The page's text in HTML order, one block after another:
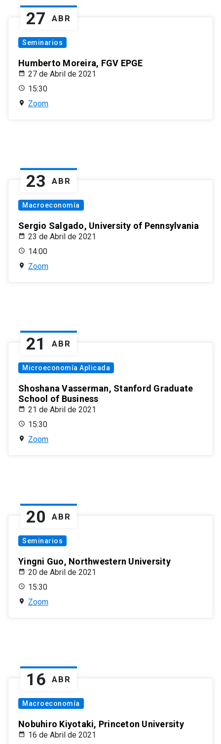
27 ABR
Seminarios
Humberto Moreira, FGV EPGE
27 de Abril de 2021
15:30
Zoom
23 ABR
Macroeconomía
Sergio Salgado, University of Pennsylvania
23 de Abril de 2021
14:00
Zoom
21 ABR
Microeconomía Aplicada
Shoshana Vasserman, Stanford Graduate
School of Business
21 de Abril de 2021
15:30
Zoom
20 ABR
Seminarios
Yingni Guo, Northwestern University
20 de Abril de 2021
15:30
Zoom
16 ABR
Macroeconomía
Nobuhiro Kiyotaki, Princeton University
16 de Abril de 2021